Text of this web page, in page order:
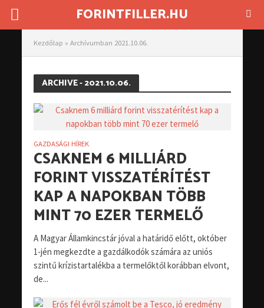
FORINTFILLER.HU
Kezdőlap » Archívumban 2021.10.06.
ARCHIVE - 2021.10.06.
GAZDASÁGI HÍREK
CSAKNEM 6 MILLIÁRD
FORINT VISSZATÉRÍTÉST
KAP A NAPOKBAN TÖBB
MINT 70 EZER TERMELŐ
A Magyar Államkincstár jóval a határidő előtt, október
1-jén megkezdte a gazdálkodók számára az uniós
szintű krízistartalékba a termelőktől korábban elvont,
de...